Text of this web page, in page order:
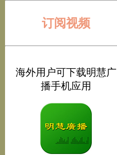
订阅视频
海外用户可下载明慧广
播手机应用